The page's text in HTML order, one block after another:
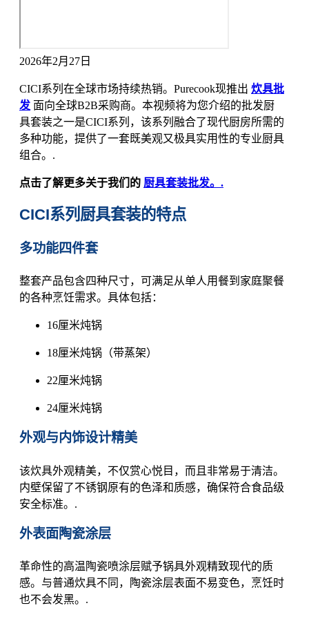
2026年2月27日
CICI系列在全球市场持续热销。Purecook现推出 炊具批
发 面向全球B2B采购商。本视频将为您介绍的批发厨
具套装之一是CICI系列，该系列融合了现代厨房所需的
多种功能，提供了一套既美观又极具实用性的专业厨具
组合。.
点击了解更多关于我们的 厨具套装批发。.
CICI系列厨具套装的特点
多功能四件套
整套产品包含四种尺寸，可满足从单人用餐到家庭聚餐
的各种烹饪需求。具体包括：
16厘米炖锅
18厘米炖锅（带蒸架）
22厘米炖锅
24厘米炖锅
外观与内饰设计精美
该炊具外观精美，不仅赏心悦目，而且非常易于清洁。
内壁保留了不锈钢原有的色泽和质感，确保符合食品级
安全标准。.
外表面陶瓷涂层
革命性的高温陶瓷喷涂层赋予锅具外观精致现代的质
感。与普通炊具不同，陶瓷涂层表面不易变色，烹饪时
也不会发黑。.